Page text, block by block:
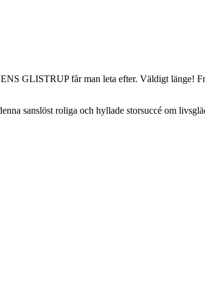
GLISTRUP får man leta efter. Väldigt länge!
sanslöst roliga och hyllade storsuccé om